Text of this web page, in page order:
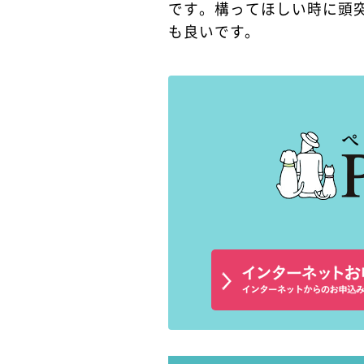
です。構ってほしい時に頭
も良いです。